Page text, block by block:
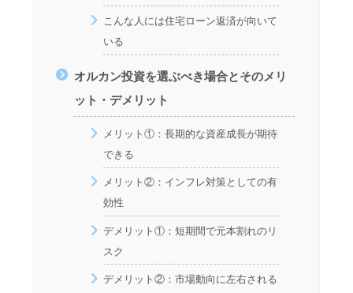
こんな人には住宅ローン返済が向いて
いる
オルカン投資を選ぶべき場合とそのメリ
ット・デメリット
メリット①：長期的な資産成長が期待
できる
メリット②：インフレ対策としての有
効性
デメリット①：短期間で元本割れのリ
スク
デメリット②：市場動向に左右される